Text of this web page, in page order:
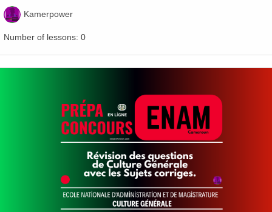
Kamerpower
Number of lessons: 0